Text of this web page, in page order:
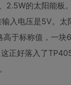
2.5W的太阳能板
入电压是5V。
于标称值，一
正好落入了